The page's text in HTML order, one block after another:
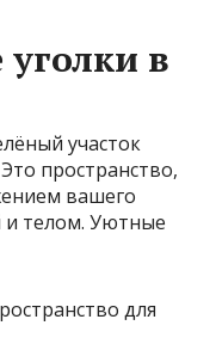
в
участок
пространство,
вашего
и телом. Уютные
для